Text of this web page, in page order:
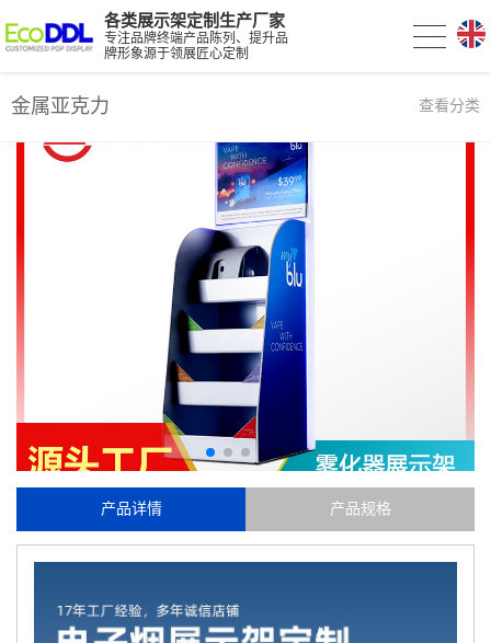
各类展示架定制生产厂家
专注品牌终端产品陈列、提升品
牌形象源于领展匠心定制
金属亚克力 查看分类
产品详情 产品规格